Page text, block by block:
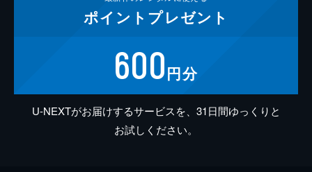
ポイント プレゼント
600円分
U-NEXTがお届けするサービスを、31日間ゆっくりと
お試しください。